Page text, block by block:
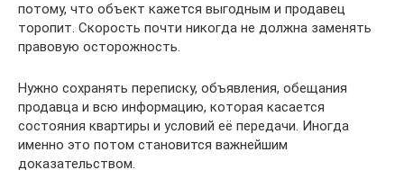
потому, что объект кажется выгодным и продавец
торопит. Скорость почти никогда не должна заменять
правовую осторожность.
Нужно сохранять переписку, объявления, обещания
продавца и всю информацию, которая касается
состояния квартиры и условий её передачи. Иногда
именно это потом становится важнейшим
доказательством.